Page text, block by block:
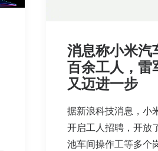
消息称小米汽
百余工人，雷
又迈进一步
据新浪科技消息，小
开启工人招聘，开放
池车间操作工等多个